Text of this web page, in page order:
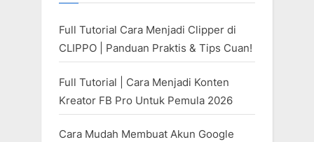
Full Tutorial Cara Menjadi Clipper di
CLIPPO | Panduan Praktis & Tips Cuan!
Full Tutorial | Cara Menjadi Konten
Kreator FB Pro Untuk Pemula 2026
Cara Mudah Membuat Akun Google